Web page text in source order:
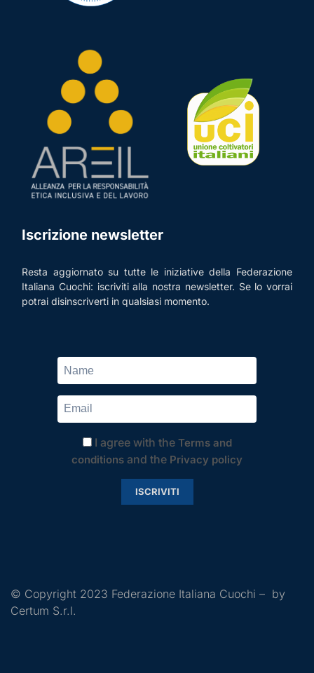
Iscrizione newsletter
Resta aggiornato su tutte le iniziative della Federazione
Italiana Cuochi: iscriviti alla nostra newsletter. Se lo vorrai
potrai disinscriverti in qualsiasi momento.
I agree with the Terms and
conditions and the Privacy policy
ISCRIVITI
© Copyright 2023 Federazione Italiana Cuochi – by
Certum S.r.l.